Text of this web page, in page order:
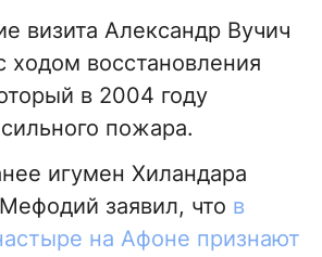
визита Александр Вучич
ходом восстановления
в 2004 году
пожара.
игумен Хиландара
заявил, что в
на Афоне признают